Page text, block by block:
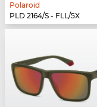
Polaroid
PLD 2164/S - FLL/5X